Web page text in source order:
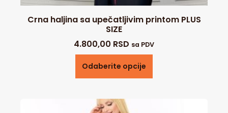
Crna haljina sa upečatljivim printom PLUS
SIZE
4.800,00 RSD sa PDV
Odaberite opcije